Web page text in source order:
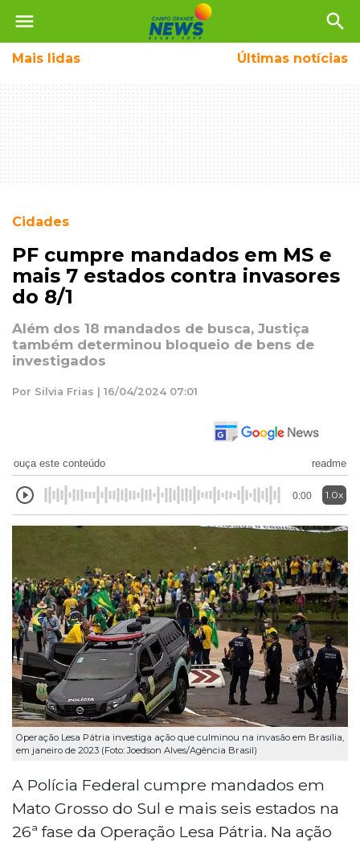
menu search
Mais lidas Últimas notícias
Cidades
PF cumpre mandados em MS e
mais 7 estados contra invasores
do 8/1
Além dos 18 mandados de busca, Justiça
também determinou bloqueio de bens de
investigados
Por Silvia Frias | 16/04/2024 07:01
ouça este conteúdo readme
0:00 1.0x
Operação Lesa Pátria investiga ação que culminou na invasão em Brasília,
em janeiro de 2023 (Foto: Joedson Alves/Agência Brasil)
A Polícia Federal cumpre mandados em
Mato Grosso do Sul e mais seis estados na
26ª fase da Operação Lesa Pátria. Na ação